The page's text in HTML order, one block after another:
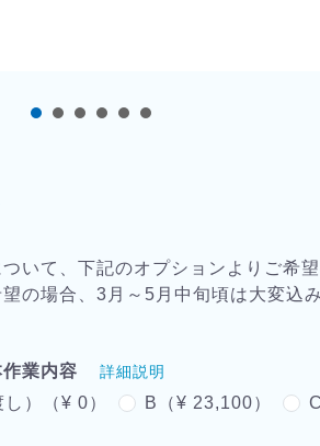
いて、下記のオプションよりご希
の場合、3月～5月中旬頃は大変込
業内容 詳細説明
）（¥ 0） B（¥ 23,100）